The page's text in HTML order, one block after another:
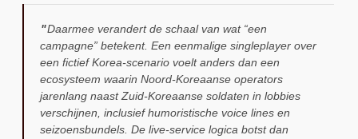
Daarmee verandert de schaal van wat “een
campagne” betekent. Een eenmalige singleplayer over
een fictief Korea-scenario voelt anders dan een
ecosysteem waarin Noord-Koreaanse operators
jarenlang naast Zuid-Koreaanse soldaten in lobbies
verschijnen, inclusief humoristische voice lines en
seizoensbundels. De live-service logica botst dan